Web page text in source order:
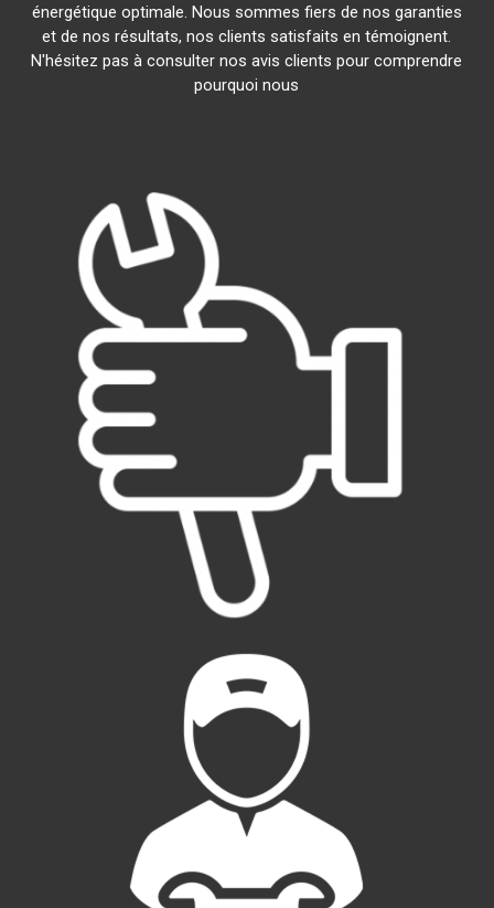
énergétique optimale. Nous sommes fiers de nos garanties
et de nos résultats, nos clients satisfaits en témoignent.
N'hésitez pas à consulter nos avis clients pour comprendre
pourquoi nous